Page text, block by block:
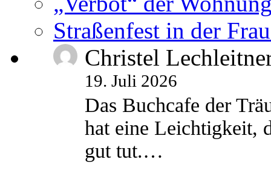
Straßenfest in der
Christel
19. Juli 2026
Das Buchcafe der
hat eine Leichtigkeit,
gut tut.…